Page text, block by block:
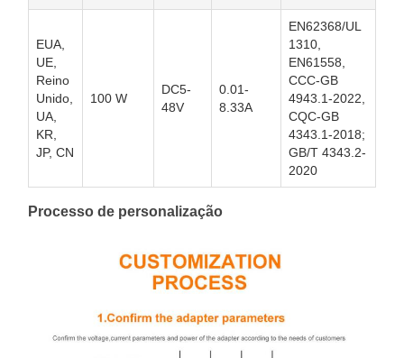
EUA,
UE,
Reino
Unido,
UA,
KR,
JP, CN
100 W
DC5-
48V
0.01-
8.33A
EN62368/UL
1310,
EN61558,
CCC-GB
4943.1-2022,
CQC-GB
4343.1-2018;
GB/T 4343.2-
2020
Processo de personalização